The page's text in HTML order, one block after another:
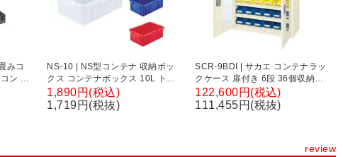
みコ
ン 箱
NS-10 | NS型コンテナ 収納ボッ
クス コンテナボックス 10L トラ
スコ中山 (TRUSCO)
1,890円(税込)
1,719円(税抜)
SCR-9BDI | サカエ コンテナラッ
クケース 扉付き 6段 36個収納
50kg/段 工具保管庫 コンテナ収納
棚 扉付き 幅852×奥行320×高さ
122,600円(税込)
111,455円(税抜)
review